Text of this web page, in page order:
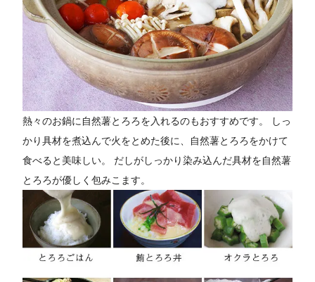
熱々のお鍋に自然薯とろろを入れるのもおすすめです。 しっ
かり具材を煮込んで火をとめた後に、自然薯とろろをかけて
食べると美味しい。 だしがしっかり染み込んだ具材を自然薯
とろろが優しく包みこます。